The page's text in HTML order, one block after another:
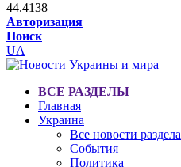
44.4138
Авторизация
Поиск
UA
ВСЕ РАЗДЕЛЫ
Главная
Украина
Все новости раздела
События
Политика